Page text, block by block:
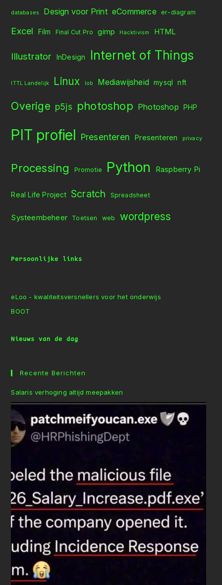
databases Design voor Print eCommerce er-diagram
Excel Film Final Cut Pro gimp Hacktivism HTML
Illustrator InDesign Internet of Things
ITTL Landelijk Linux lob Mediawijsheid mysql nft
Overige p5js photoshop Photoshop PHP
PIT profiel Presenteren Presenteren privacy
Processing Promotie Python Raspberry Pi
Real Life Project Scratch Spreadsheet
Systeembeheer Toetsen web wordpress
Persoonlijke links
eLoo - kwaliteitsversnellers voor het onderwijs
BOOT
Nieuws van de dag
Recente Berichten
Salaris verhoging altijd meepakken